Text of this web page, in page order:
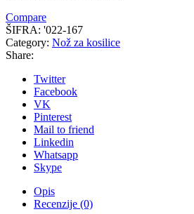
Compare
ŠIFRA: '022-167
Category: Nož za kosilice
Share:
Twitter
Facebook
VK
Pinterest
Mail to friend
Linkedin
Whatsapp
Skype
Opis
Recenzije (0)